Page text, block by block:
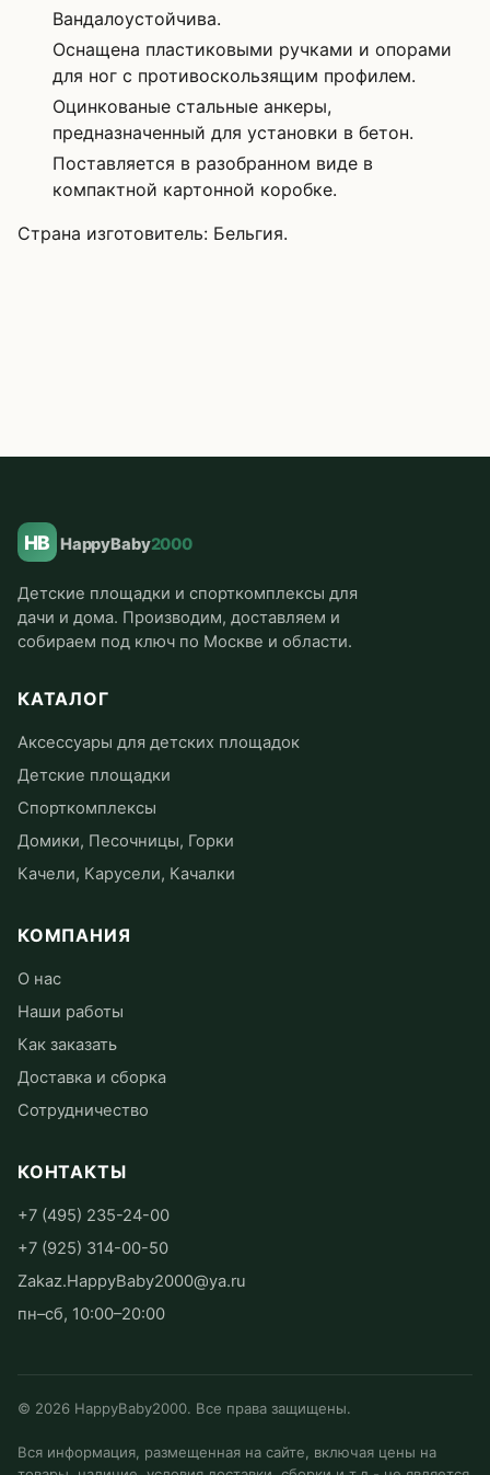
Вандалоустойчива.
Оснащена пластиковыми ручками и опорами
для ног с противоскользящим профилем.
Оцинкованые стальные анкеры,
предназначенный для установки в бетон.
Поставляется в разобранном виде в
компактной картонной коробке.
Страна изготовитель: Бельгия.
HB HappyBaby2000
Детские площадки и спорткомплексы для
дачи и дома. Производим, доставляем и
собираем под ключ по Москве и области.
КАТАЛОГ
Аксессуары для детских площадок
Детские площадки
Спорткомплексы
Домики, Песочницы, Горки
Качели, Карусели, Качалки
КОМПАНИЯ
О нас
Наши работы
Как заказать
Доставка и сборка
Сотрудничество
КОНТАКТЫ
+7 (495) 235-24-00
+7 (925) 314-00-50
Zakaz.HappyBaby2000@ya.ru
пн–сб, 10:00–20:00
© 2026 HappyBaby2000. Все права защищены.
Вся информация, размещенная на сайте, включая цены на